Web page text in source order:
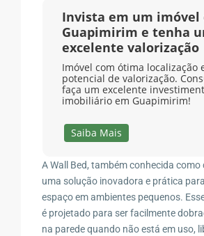
Invista em um imóvel
Guapimirim e tenha
excelente valorização
Imóvel com ótima localização
potencial de valorização.
faça um excelente
imobiliário em Guapimirim!
Saiba Mais
A Wall Bed, também conhecida
uma solução inovadora e prática
espaço em ambientes pequenos.
é projetado para ser facilmente
na parede quando não está em uso,